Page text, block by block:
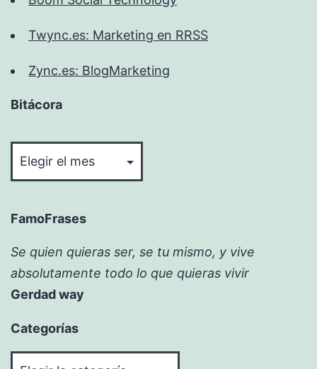
Twync.es: Marketing en RRSS
Zync.es: BlogMarketing
Bitácora
FamoFrases
Se quien quieras ser, se tu mismo, y vive
absolutamente todo lo que quieras vivir
Gerdad way
Categorías